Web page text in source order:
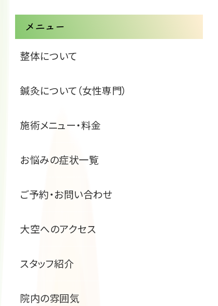
メニュー
整体について
鍼灸について（女性専門）
施術メニュー・料金
お悩みの症状一覧
ご予約・お問い合わせ
大空へのアクセス
スタッフ紹介
院内の雰囲気